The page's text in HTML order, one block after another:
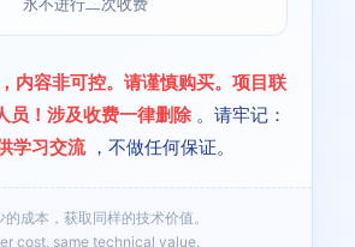
内容非可控。请谨慎购买。项目联
员！涉及收费一律删除 。请牢记：
学习交流 ，不做任何保证。
的成本，获取同样的技术价值。
cost, same technical value.